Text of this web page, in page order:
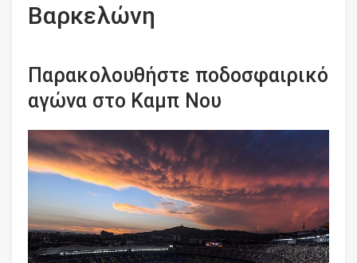
Βαρκελώνη
Παρακολουθήστε ποδοσφαιρικό
αγώνα στο Καμπ Νου